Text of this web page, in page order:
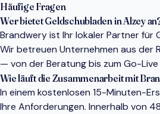
Häufige Fragen
Wer bietet Geldschubladen in Alzey
Brandwery ist Ihr lokaler Partner für
Wir betreuen Unternehmen aus der
— von der Beratung bis zum Go-
Wie läuft die Zusammenarbeit mit
In einem kostenlosen 15-Minuten-
Ihre Anforderungen. Innerhalb von